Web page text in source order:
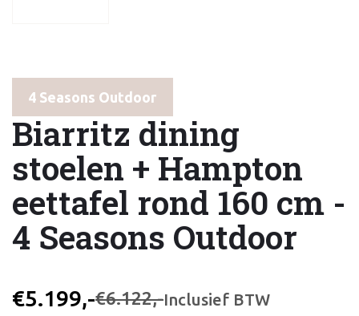
4 Seasons Outdoor
Biarritz dining
stoelen + Hampton
eettafel rond 160 cm -
4 Seasons Outdoor
€5.199,-€6.122,-Inclusief BTW